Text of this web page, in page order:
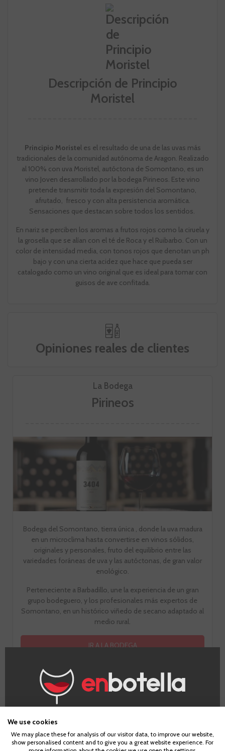
La Bodega
Pirineos
Bodega del Somontano, tierra única , donde la uva madura
en un microclima hasta convertirse en vinos sólidos,
originales y personales, fruto del equilibrio entre las
variedades foráneas de uva y las autóctonas, de gran valor
enológico.
Perteneciente a Barbadillo, une la experiencia de un gran
grupo bodeguero, y los profesionales más expertos de
Somontano, en un histórico viñedo de secano adaptado al
medio rural.
IR A LA BODEGA
Información Técnica
Descripción de Principio
Moristel
Principio Moristel es el resultado de una de las uvas más
tradicionales de la comunidad autónoma de Aragon. Realizado
al 100% con uva Moristel, autóctona de Somontano, es un
vino Joven desarrollado por la bodega Pirineos. Este vino
pretende transmitir toda la expresión del Somontano,
afrutado, fresco y con alta persistencia aromática.
Sensaciones que destacan sobre todos los sentidos.
En nariz se perciben los aromas a frutos rojos como la ciruela y
la grosella que se alían con el té de Roca y el Ruibarbo. Con un
color de intensidad media, con tonos rojos que denotan un ph
bajo y con una cierta acidez que hace que pueda ser
catalogado como un vino original que es ideal para tomar con
guisos de ave confitada.
Opiniones reales de clientes
¿Eres mayor de edad?
Para acceder a enbotella, debes tener la edad legal de
We use cookies
We may place these for analysis of our visitor data, to improve our website,
show personalised content and to give you a great website experience. For